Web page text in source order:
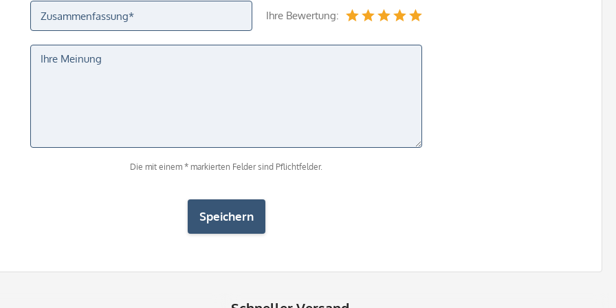
Ihre Bewertung:
Die mit einem * markierten Felder sind Pflichtfelder.
Speichern